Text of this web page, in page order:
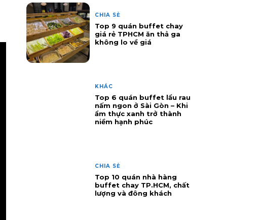
CHIA SẺ
Top 9 quán buffet chay
giá rẻ TPHCM ăn thả ga
không lo về giá
KHÁC
Top 6 quán buffet lẩu rau
nấm ngon ở Sài Gòn – Khi
ẩm thực xanh trở thành
niềm hạnh phúc
CHIA SẺ
Top 10 quán nhà hàng
buffet chay TP.HCM, chất
lượng và đông khách